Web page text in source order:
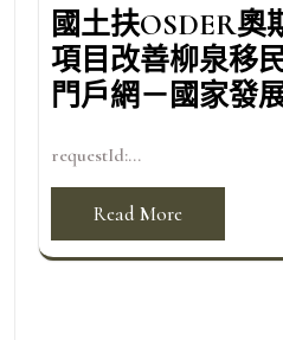
國土扶OSDER
項目改善柳泉移
門戶網－國家發
requestId:...
Read More